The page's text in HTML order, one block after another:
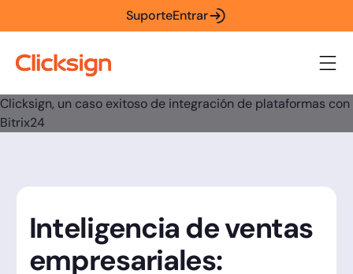
SuporteEntrar
Inteligencia de ventas
empresariales: